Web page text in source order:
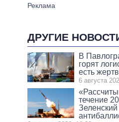
ДРУГИЕ
В
горят
есть
6 августа
течение